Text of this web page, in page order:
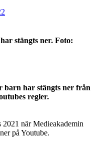
stängts ner. Foto:
barn har stängts ner från
regler.
2021 när Medieakademin
på Youtube.